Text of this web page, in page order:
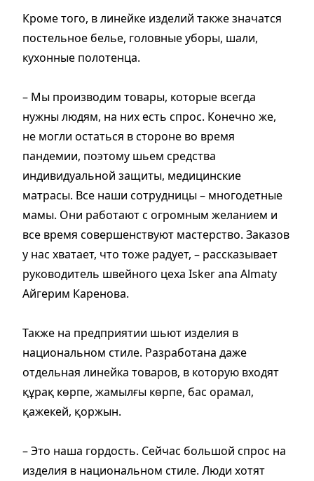
Кроме того, в линейке изделий также значатся
постельное белье, головные уборы, шали,
кухонные полотенца.
– Мы производим товары, которые всегда
нужны людям, на них есть спрос. Конечно же,
не могли остаться в стороне во время
пандемии, поэтому шьем средства
индивидуальной защиты, медицинские
матрасы. Все наши сотрудницы – многодетные
мамы. Они работают с огромным желанием и
все время совершенствуют мастерство. Заказов
у нас хватает, что тоже радует, – рассказывает
руководитель швейного цеха Isker ana Almaty
Айгерим Каренова.
Также на предприятии шьют изделия в
национальном стиле. Разработана даже
отдельная линейка товаров, в которую входят
құрақ көрпе, жамылғы көрпе, бас орамал,
қажекей, қоржын.
– Это наша гордость. Сейчас большой спрос на
изделия в национальном стиле. Люди хотят